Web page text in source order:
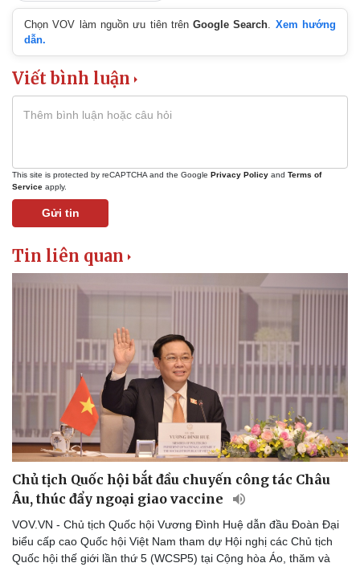
Pháp luật
Vụ án
Tin nóng
Chọn VOV làm nguồn ưu tiên trênGoogle Search
Xem hướng
dẫn.
Viết bình luận
This site is protected by reCAPTCHA and the Google Privacy Policy and Terms of
Service apply.
Gửi tin
Tin liên quan
Chủ tịch Quốc hội bắt đầu chuyến công tác Châu
Âu, thúc đẩy ngoại giao vaccine
VOV.VN - Chủ tịch Quốc hội Vương Đình Huệ dẫn đầu Đoàn Đại
biểu cấp cao Quốc hội Việt Nam tham dự Hội nghị các Chủ tịch
Quốc hội thế giới lần thứ 5 (WCSP5) tại Cộng hòa Áo, thăm và